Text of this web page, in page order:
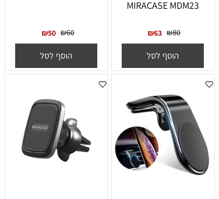
MIRACASE MDM23
₪80
₪63
הוסף לסל
₪60
₪50
הוסף לסל